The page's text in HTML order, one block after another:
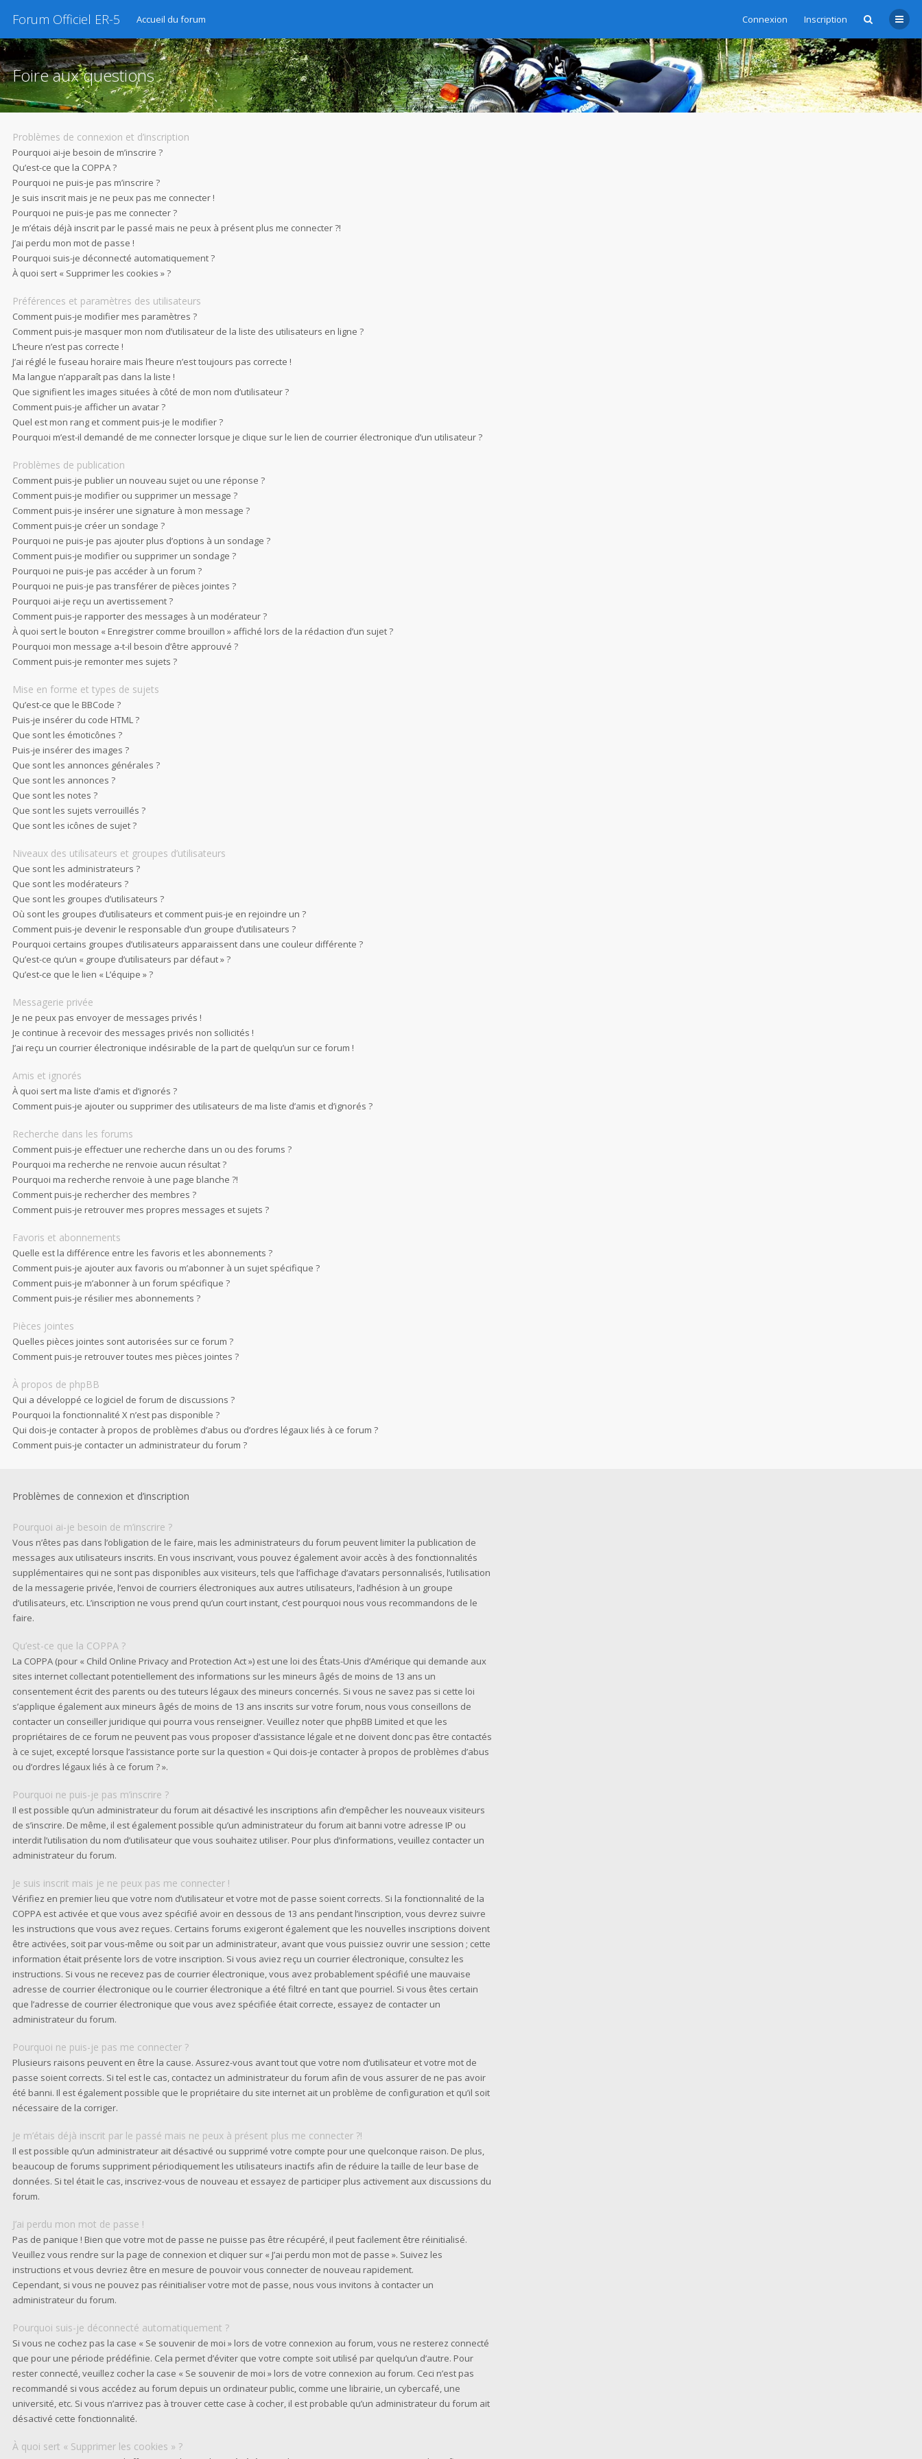
Forum Officiel ER-5 Connexion Inscription
Accueil du forum
Foire aux questions
Problèmes de connexion et d’inscription
Pourquoi ai-je besoin de m’inscrire ?
Qu’est-ce que la COPPA ?
Pourquoi ne puis-je pas m’inscrire ?
Je suis inscrit mais je ne peux pas me connecter !
Pourquoi ne puis-je pas me connecter ?
Je m’étais déjà inscrit par le passé mais ne peux à présent plus me connecter ?!
J’ai perdu mon mot de passe !
Pourquoi suis-je déconnecté automatiquement ?
À quoi sert « Supprimer les cookies » ?
Préférences et paramètres des utilisateurs
Comment puis-je modifier mes paramètres ?
Comment puis-je masquer mon nom d’utilisateur de la liste des utilisateurs en ligne ?
L’heure n’est pas correcte !
J’ai réglé le fuseau horaire mais l’heure n’est toujours pas correcte !
Ma langue n’apparaît pas dans la liste !
Que signifient les images situées à côté de mon nom d’utilisateur ?
Comment puis-je afficher un avatar ?
Quel est mon rang et comment puis-je le modifier ?
Pourquoi m’est-il demandé de me connecter lorsque je clique sur le lien de courrier électronique d’un utilisateur ?
Problèmes de publication
Comment puis-je publier un nouveau sujet ou une réponse ?
Comment puis-je modifier ou supprimer un message ?
Comment puis-je insérer une signature à mon message ?
Comment puis-je créer un sondage ?
Pourquoi ne puis-je pas ajouter plus d’options à un sondage ?
Comment puis-je modifier ou supprimer un sondage ?
Pourquoi ne puis-je pas accéder à un forum ?
Pourquoi ne puis-je pas transférer de pièces jointes ?
Pourquoi ai-je reçu un avertissement ?
Comment puis-je rapporter des messages à un modérateur ?
À quoi sert le bouton « Enregistrer comme brouillon » affiché lors de la rédaction d’un sujet ?
Pourquoi mon message a-t-il besoin d’être approuvé ?
Comment puis-je remonter mes sujets ?
Mise en forme et types de sujets
Qu’est-ce que le BBCode ?
Puis-je insérer du code HTML ?
Que sont les émoticônes ?
Puis-je insérer des images ?
Que sont les annonces générales ?
Que sont les annonces ?
Que sont les notes ?
Que sont les sujets verrouillés ?
Que sont les icônes de sujet ?
Niveaux des utilisateurs et groupes d’utilisateurs
Que sont les administrateurs ?
Que sont les modérateurs ?
Que sont les groupes d’utilisateurs ?
Où sont les groupes d’utilisateurs et comment puis-je en rejoindre un ?
Comment puis-je devenir le responsable d’un groupe d’utilisateurs ?
Pourquoi certains groupes d’utilisateurs apparaissent dans une couleur différente ?
Qu’est-ce qu’un « groupe d’utilisateurs par défaut » ?
Qu’est-ce que le lien « L’équipe » ?
Messagerie privée
Je ne peux pas envoyer de messages privés !
Je continue à recevoir des messages privés non sollicités !
J’ai reçu un courrier électronique indésirable de la part de quelqu’un sur ce forum !
Amis et ignorés
À quoi sert ma liste d’amis et d’ignorés ?
Comment puis-je ajouter ou supprimer des utilisateurs de ma liste d’amis et d’ignorés ?
Recherche dans les forums
Comment puis-je effectuer une recherche dans un ou des forums ?
Pourquoi ma recherche ne renvoie aucun résultat ?
Pourquoi ma recherche renvoie à une page blanche ?!
Comment puis-je rechercher des membres ?
Comment puis-je retrouver mes propres messages et sujets ?
Favoris et abonnements
Quelle est la différence entre les favoris et les abonnements ?
Comment puis-je ajouter aux favoris ou m’abonner à un sujet spécifique ?
Comment puis-je m’abonner à un forum spécifique ?
Comment puis-je résilier mes abonnements ?
Pièces jointes
Quelles pièces jointes sont autorisées sur ce forum ?
Comment puis-je retrouver toutes mes pièces jointes ?
À propos de phpBB
Qui a développé ce logiciel de forum de discussions ?
Pourquoi la fonctionnalité X n’est pas disponible ?
Qui dois-je contacter à propos de problèmes d’abus ou d’ordres légaux liés à ce forum ?
Comment puis-je contacter un administrateur du forum ?
Problèmes de connexion et d’inscription
Pourquoi ai-je besoin de m’inscrire ?
Vous n’êtes pas dans l’obligation de le faire, mais les administrateurs du forum peuvent limiter la publication de
messages aux utilisateurs inscrits. En vous inscrivant, vous pouvez également avoir accès à des fonctionnalités
supplémentaires qui ne sont pas disponibles aux visiteurs, tels que l’affichage d’avatars personnalisés, l’utilisation
de la messagerie privée, l’envoi de courriers électroniques aux autres utilisateurs, l’adhésion à un groupe
d’utilisateurs, etc. L’inscription ne vous prend qu’un court instant, c’est pourquoi nous vous recommandons de le
faire.
Qu’est-ce que la COPPA ?
La COPPA (pour « Child Online Privacy and Protection Act ») est une loi des États-Unis d’Amérique qui demande aux
sites internet collectant potentiellement des informations sur les mineurs âgés de moins de 13 ans un
consentement écrit des parents ou des tuteurs légaux des mineurs concernés. Si vous ne savez pas si cette loi
s’applique également aux mineurs âgés de moins de 13 ans inscrits sur votre forum, nous vous conseillons de
contacter un conseiller juridique qui pourra vous renseigner. Veuillez noter que phpBB Limited et que les
propriétaires de ce forum ne peuvent pas vous proposer d’assistance légale et ne doivent donc pas être contactés
à ce sujet, excepté lorsque l’assistance porte sur la question « Qui dois-je contacter à propos de problèmes d’abus
ou d’ordres légaux liés à ce forum ? ».
Pourquoi ne puis-je pas m’inscrire ?
Il est possible qu’un administrateur du forum ait désactivé les inscriptions afin d’empêcher les nouveaux visiteurs
de s’inscrire. De même, il est également possible qu’un administrateur du forum ait banni votre adresse IP ou
interdit l’utilisation du nom d’utilisateur que vous souhaitez utiliser. Pour plus d’informations, veuillez contacter un
administrateur du forum.
Je suis inscrit mais je ne peux pas me connecter !
Vérifiez en premier lieu que votre nom d’utilisateur et votre mot de passe soient corrects. Si la fonctionnalité de la
COPPA est activée et que vous avez spécifié avoir en dessous de 13 ans pendant l’inscription, vous devrez suivre
les instructions que vous avez reçues. Certains forums exigeront également que les nouvelles inscriptions doivent
être activées, soit par vous-même ou soit par un administrateur, avant que vous puissiez ouvrir une session ; cette
information était présente lors de votre inscription. Si vous aviez reçu un courrier électronique, consultez les
instructions. Si vous ne recevez pas de courrier électronique, vous avez probablement spécifié une mauvaise
adresse de courrier électronique ou le courrier électronique a été filtré en tant que pourriel. Si vous êtes certain
que l’adresse de courrier électronique que vous avez spécifiée était correcte, essayez de contacter un
administrateur du forum.
Pourquoi ne puis-je pas me connecter ?
Plusieurs raisons peuvent en être la cause. Assurez-vous avant tout que votre nom d’utilisateur et votre mot de
passe soient corrects. Si tel est le cas, contactez un administrateur du forum afin de vous assurer de ne pas avoir
été banni. Il est également possible que le propriétaire du site internet ait un problème de configuration et qu’il soit
nécessaire de la corriger.
Je m’étais déjà inscrit par le passé mais ne peux à présent plus me connecter ?!
Il est possible qu’un administrateur ait désactivé ou supprimé votre compte pour une quelconque raison. De plus,
beaucoup de forums suppriment périodiquement les utilisateurs inactifs afin de réduire la taille de leur base de
données. Si tel était le cas, inscrivez-vous de nouveau et essayez de participer plus activement aux discussions du
forum.
J’ai perdu mon mot de passe !
Pas de panique ! Bien que votre mot de passe ne puisse pas être récupéré, il peut facilement être réinitialisé.
Veuillez vous rendre sur la page de connexion et cliquer sur « J’ai perdu mon mot de passe ». Suivez les
instructions et vous devriez être en mesure de pouvoir vous connecter de nouveau rapidement.
Cependant, si vous ne pouvez pas réinitialiser votre mot de passe, nous vous invitons à contacter un
administrateur du forum.
Pourquoi suis-je déconnecté automatiquement ?
Si vous ne cochez pas la case « Se souvenir de moi » lors de votre connexion au forum, vous ne resterez connecté
que pour une période prédéfinie. Cela permet d’éviter que votre compte soit utilisé par quelqu’un d’autre. Pour
rester connecté, veuillez cocher la case « Se souvenir de moi » lors de votre connexion au forum. Ceci n’est pas
recommandé si vous accédez au forum depuis un ordinateur public, comme une librairie, un cybercafé, une
université, etc. Si vous n’arrivez pas à trouver cette case à cocher, il est probable qu’un administrateur du forum ait
désactivé cette fonctionnalité.
À quoi sert « Supprimer les cookies » ?